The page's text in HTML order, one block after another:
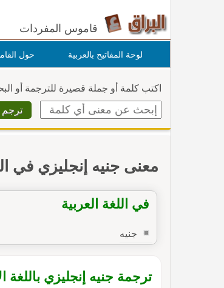
قاموس المفردات
لوحة المفاتيح بالعربية حول
اكتب كلمة أو جملة قصيرة للترجمة أو
معنى جنيه إنجليزي في
في اللغة العربية
جنيه
ترجمة جنيه إنجليزي باللغة